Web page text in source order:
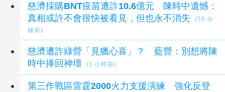
慈濟採購BNT疫苗遭詐10.6億元 陳時中遺憾：
真相或許不會很快被看見，但也永不消失
(55 分
鐘前)
慈濟遭詐綠營「見獵心喜」？ 藍營：別想將陳
時中捧回神壇
(1 小時前)
第三作戰區雷霆2000火力支援演練 強化反登